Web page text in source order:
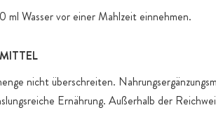
ml Wasser vor einer Mahlzeit einnehmen.
nicht überschreiten.
Ernährung. Außerhalb der